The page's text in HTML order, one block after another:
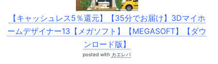
【キャッシュレス5％還元】【35分でお届け】3Dマイホ
ームデザイナー13【メガソフト】【MEGASOFT】【ダウ
ンロード版】
posted with カエレバ